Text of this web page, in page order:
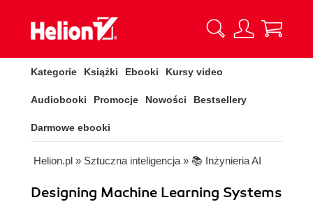
Kategorie Książki Ebooki Kursy video
Audiobooki Promocje Nowości Bestsellery
Darmowe ebooki
Helion.pl » Sztuczna inteligencja » 📚 Inżynieria AI
Designing Machine Learning Systems